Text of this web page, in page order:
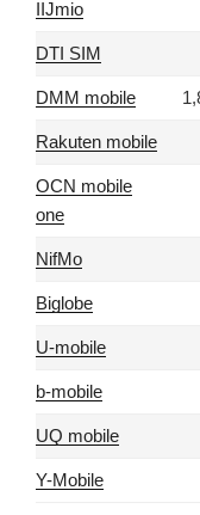
IIJmio
DTI SIM
DMM mobile
Rakuten mobile
OCN mobile
one
NifMo
Biglobe
U-mobile
b-mobile
UQ mobile
Y-Mobile